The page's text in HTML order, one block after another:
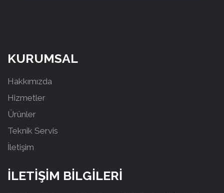
KURUMSAL
Hakkımızda
Hizmetler
Ürünler
Teknik Servis
İletişim
İLETİŞİM BİLGİLERİ